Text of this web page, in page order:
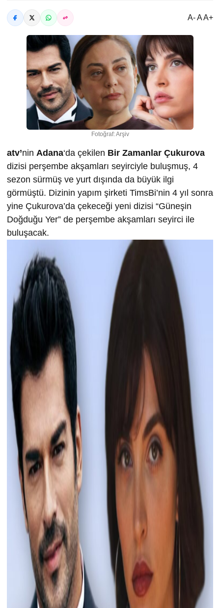
A- A A+
Fotoğraf: Arşiv
atv’nin Adana‘da çekilen Bir Zamanlar Çukurova
dizisi perşembe akşamları seyirciyle buluşmuş, 4
sezon sürmüş ve yurt dışında da büyük ilgi
görmüştü. Dizinin yapım şirketi TimsBi’nin 4 yıl sonra
yine Çukurova’da çekeceği yeni dizisi “Güneşin
Doğduğu Yer” de perşembe akşamları seyirci ile
buluşacak.